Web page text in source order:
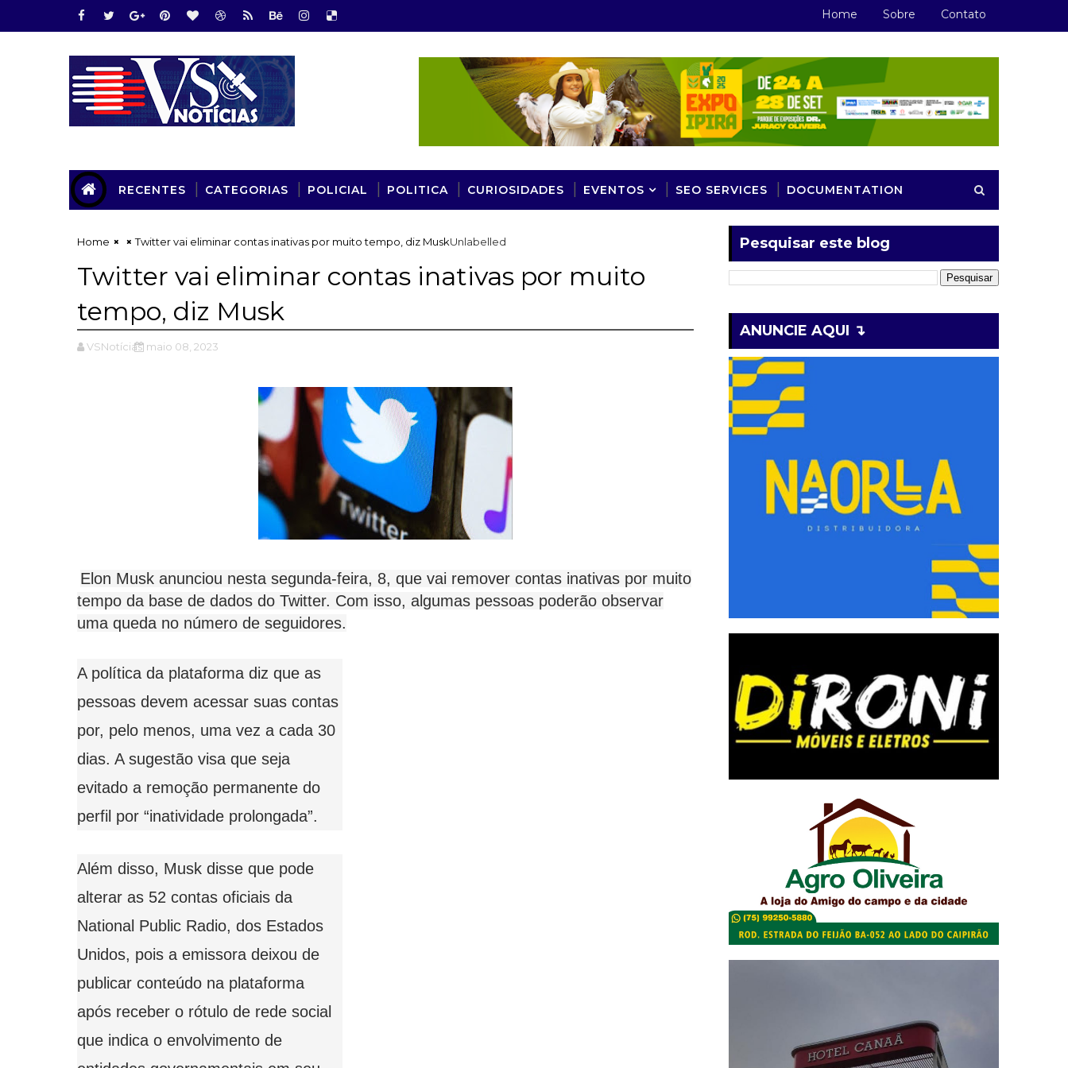
Home Sobre Contato
RECENTES CATEGORIAS POLICIAL POLITICA CURIOSIDADES EVENTOS SEO SERVICES DOCUMENTATION
Home Unlabelled
Twitter vai eliminar contas inativas por muito tempo, diz Musk
Twitter vai eliminar contas inativas por muito
tempo, diz Musk
VSNotícias maio 08, 2023
Elon Musk anunciou nesta segunda-feira, 8, que vai remover contas inativas por muito
tempo da base de dados do Twitter. Com isso, algumas pessoas poderão observar
uma queda no número de seguidores.
A política da plataforma diz que as
pessoas devem acessar suas contas
por, pelo menos, uma vez a cada 30
dias. A sugestão visa que seja
evitado a remoção permanente do
perfil por “inatividade prolongada”.
Além disso, Musk disse que pode
alterar as 52 contas oficiais da
National Public Radio, dos Estados
Unidos, pois a emissora deixou de
publicar conteúdo na plataforma
após receber o rótulo de rede social
que indica o envolvimento de
Pesquisar este blog
ANUNCIE AQUI ↴